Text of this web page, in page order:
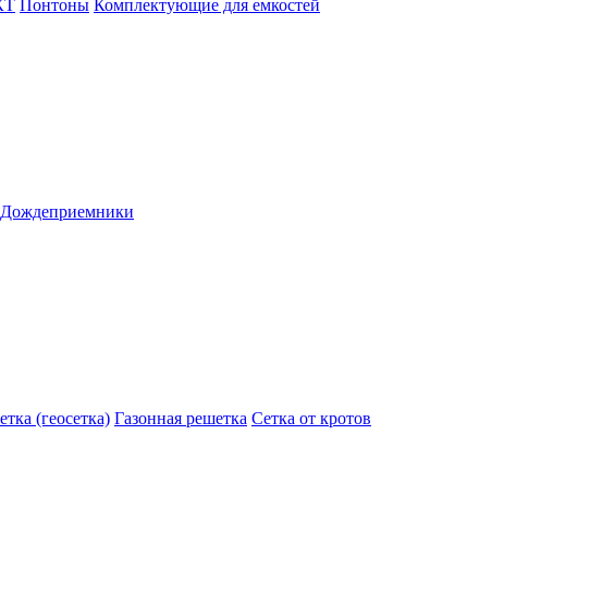
Понтоны Комплектующие для емкостей
Дождеприемники
(геосетка) Газонная решетка Сетка от кротов